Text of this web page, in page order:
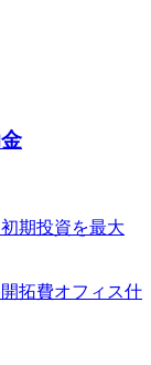
期投資を最大
拓費オフィス什